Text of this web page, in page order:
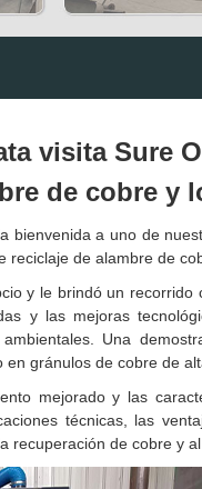
visita Sure
de cobre y
bienvenida a uno de
de alambre de
y le brindó un
y las mejoras
Una
gránulos de cobre de
mejorado y las
técnicas, las
de cobre y